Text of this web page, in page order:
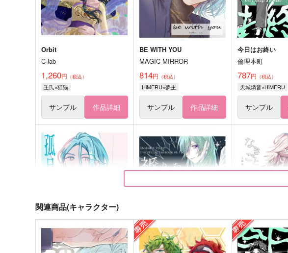
Orbit
C-lab
1,260円 （税込）
壬氏×猫猫
サンプル 作品詳細
BE WITH YOU
MAGIC MIRROR
814円 （税込）
HiMERU×夢主
サンプル 作品詳細
今日はお終い
倫理本町
787円 （税込）
天城燐音×HiMERU
サンプル
関連商品(キャラクター)